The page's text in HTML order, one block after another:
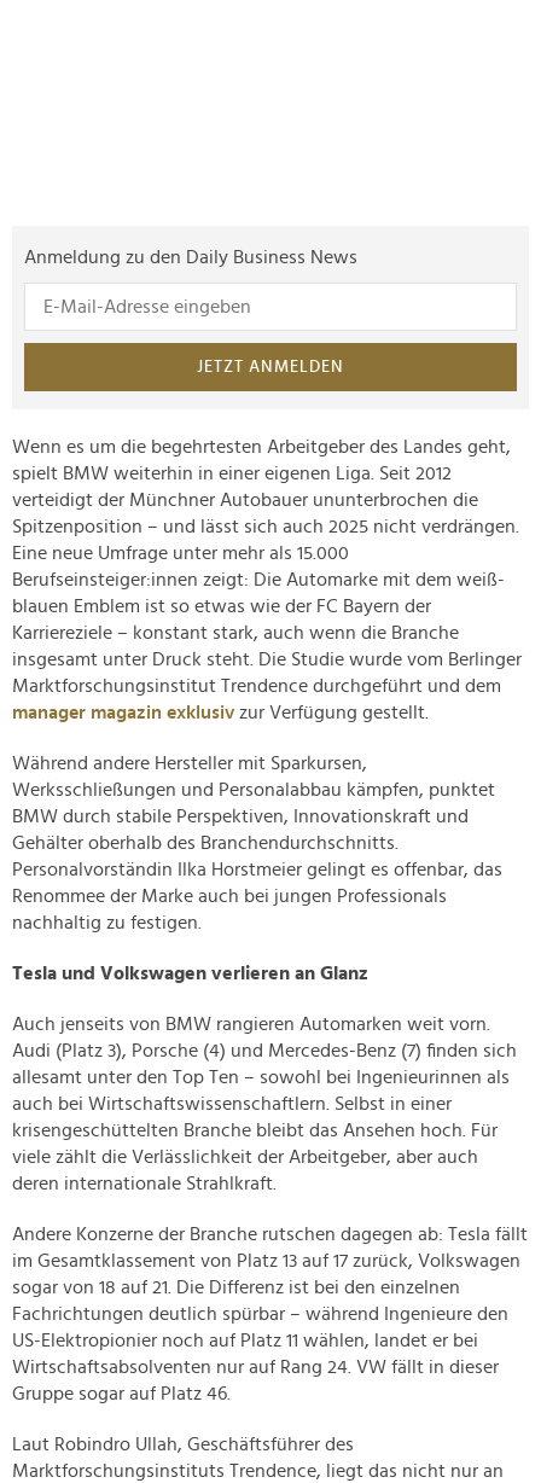
Anmeldung zu den Daily Business News
JETZT ANMELDEN
Wenn es um die begehrtesten Arbeitgeber des Landes geht,
spielt BMW weiterhin in einer eigenen Liga. Seit 2012
verteidigt der Münchner Autobauer ununterbrochen die
Spitzenposition – und lässt sich auch 2025 nicht verdrängen.
Eine neue Umfrage unter mehr als 15.000
Berufseinsteiger:innen zeigt: Die Automarke mit dem weiß-
blauen Emblem ist so etwas wie der FC Bayern der
Karriereziele – konstant stark, auch wenn die Branche
insgesamt unter Druck steht. Die Studie wurde vom Berlinger
Marktforschungsinstitut Trendence durchgeführt und dem
manager magazin exklusiv zur Verfügung gestellt.
Während andere Hersteller mit Sparkursen,
Werksschließungen und Personalabbau kämpfen, punktet
BMW durch stabile Perspektiven, Innovationskraft und
Gehälter oberhalb des Branchendurchschnitts.
Personalvorständin Ilka Horstmeier gelingt es offenbar, das
Renommee der Marke auch bei jungen Professionals
nachhaltig zu festigen.
Tesla und Volkswagen verlieren an Glanz
Auch jenseits von BMW rangieren Automarken weit vorn.
Audi (Platz 3), Porsche (4) und Mercedes-Benz (7) finden sich
allesamt unter den Top Ten – sowohl bei Ingenieurinnen als
auch bei Wirtschaftswissenschaftlern. Selbst in einer
krisengeschüttelten Branche bleibt das Ansehen hoch. Für
viele zählt die Verlässlichkeit der Arbeitgeber, aber auch
deren internationale Strahlkraft.
Andere Konzerne der Branche rutschen dagegen ab: Tesla fällt
im Gesamtklassement von Platz 13 auf 17 zurück, Volkswagen
sogar von 18 auf 21. Die Differenz ist bei den einzelnen
Fachrichtungen deutlich spürbar – während Ingenieure den
US-Elektropionier noch auf Platz 11 wählen, landet er bei
Wirtschaftsabsolventen nur auf Rang 24. VW fällt in dieser
Gruppe sogar auf Platz 46.
Laut Robindro Ullah, Geschäftsführer des
Marktforschungsinstituts Trendence, liegt das nicht nur an